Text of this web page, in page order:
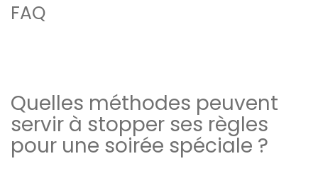
FAQ
Quelles méthodes peuvent
servir à stopper ses règles
pour une soirée spéciale ?